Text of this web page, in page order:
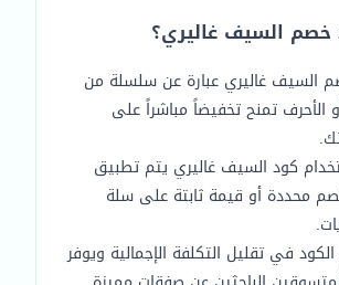
السيف غاليري؟
السيف غاليري عبارة عن سلسلة من
الأحرف تمنح تخفيضاً مباشراً على
كود السيف غاليري يتم تطبيق
محددة أو قيمة ثابتة على سلة
في تقليل التكلفة الإجمالية ويوفر